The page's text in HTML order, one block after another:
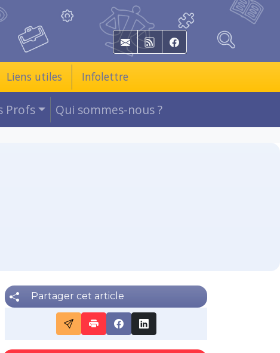
E-mail RSS Facebook
Liens utiles Infolettre
Profs Qui sommes-nous ?
Partager cet article